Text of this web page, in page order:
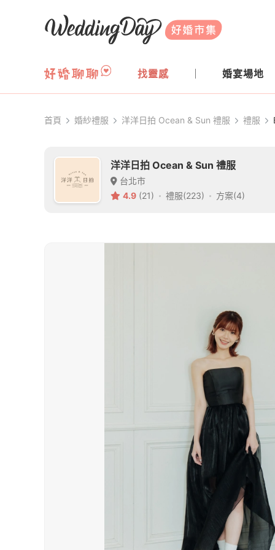
WeddingDay 好婚市集
找靈感 婚宴場地
首頁 婚紗禮服 洋洋日拍 Ocean & Sun 禮服 禮服
洋洋日拍 Ocean & Sun 禮服
台北市
4.9 (21) 禮服(223) 方案(4)